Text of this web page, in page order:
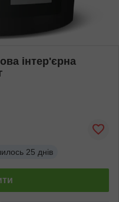
інтер'єрна
25 днів